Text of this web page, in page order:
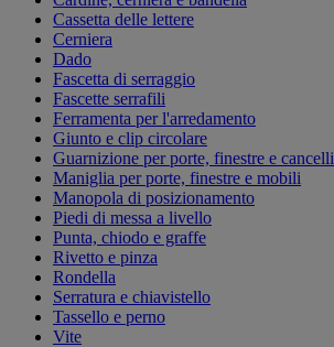
Cassetta delle lettere
Cerniera
Dado
Fascetta di serraggio
Fascette serrafili
Ferramenta per l'arredamento
Giunto e clip circolare
Guarnizione per porte, finestre e cancelli
Maniglia per porte, finestre e mobili
Manopola di posizionamento
Piedi di messa a livello
Punta, chiodo e graffe
Rivetto e pinza
Rondella
Serratura e chiavistello
Tassello e perno
Vite